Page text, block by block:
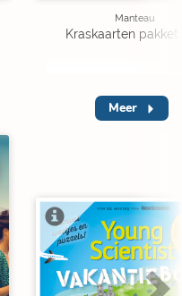
Manteau
Kraskaarten pakket
Meer